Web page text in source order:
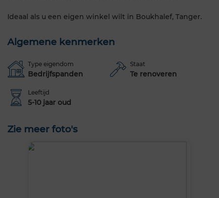
Ideaal als u een eigen winkel wilt in Boukhalef, Tanger.
Algemene kenmerken
Type eigendom
Bedrijfspanden
Staat
Te renoveren
Leeftijd
5-10 jaar oud
Zie meer foto's